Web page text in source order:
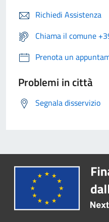
Richiedi Assistenza
Chiama il comune
Prenota un
Problemi in città
Segnala disservizio